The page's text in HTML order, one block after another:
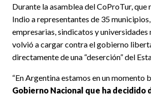
Durante la asamblea del CoProTur, que
Indio a representantes de 35
empresarias, sindicatos y universidades
volvió a cargar contra el gobierno
directamente de una “deserción” del
“En Argentina estamos en un momento
Gobierno Nacional que ha decidido